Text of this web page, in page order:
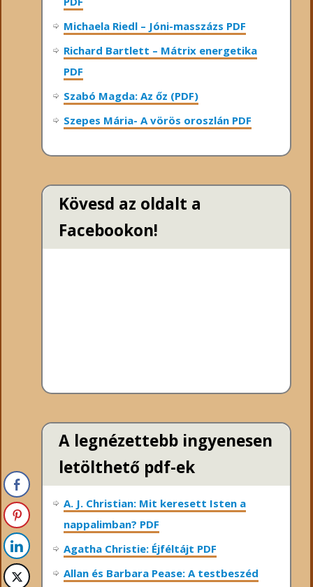
Michaela Riedl – Jóni-masszázs PDF
Richard Bartlett – Mátrix energetika
PDF
Szabó Magda: Az őz (PDF)
Szepes Mária- A vörös oroszlán PDF
Kövesd az oldalt a
Facebookon!
A legnézettebb ingyenesen
letölthető pdf-ek
A. J. Christian: Mit keresett Isten a
nappalimban? PDF
Agatha Christie: Éjféltájt PDF
Allan és Barbara Pease: A testbeszéd